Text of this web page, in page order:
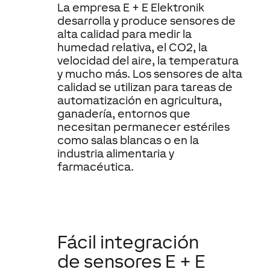
La empresa E + E Elektronik
desarrolla y produce sensores de
alta calidad para medir la
humedad relativa, el CO2, la
velocidad del aire, la temperatura
y mucho más. Los sensores de alta
calidad se utilizan para tareas de
automatización en agricultura,
ganadería, entornos que
necesitan permanecer estériles
como salas blancas o en la
industria alimentaria y
farmacéutica.
Fácil integración
de sensores E + E